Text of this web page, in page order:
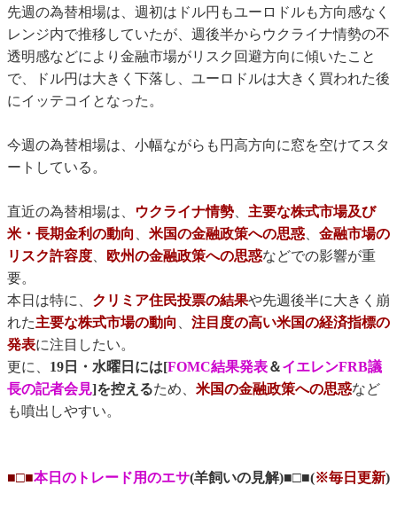
先週の為替相場は、週初はドル円もユーロドルも方向感なく
レンジ内で推移していたが、週後半からウクライナ情勢の不
透明感などにより金融市場がリスク回避方向に傾いたこと
で、ドル円は大きく下落し、ユーロドルは大きく買われた後
にイッテコイとなった。
今週の為替相場は、小幅ながらも円高方向に窓を空けてスタ
ートしている。
直近の為替相場は、 ウクライナ情勢、 主要な株式市場及び
米・長期金利の動向 、 米国の金融政策への思惑、 金融市場の
リスク許容度、 欧州の金融政策への思惑などでの影響が重
要。
本日は特に、 クリミア住民投票の結果や先週後半に大きく崩
れた主要な株式市場の動向 、 注目度の高い米国の経済指標の
発表に注目したい。
更に、 19日・水曜日には[FOMC結果発表＆イエレンFRB議
長の記者会見]を控えるため、 米国の金融政策への思惑など
も噴出しやすい。
■□■本日のトレード用のエサ(羊飼いの見解)■□■(※毎日更新)